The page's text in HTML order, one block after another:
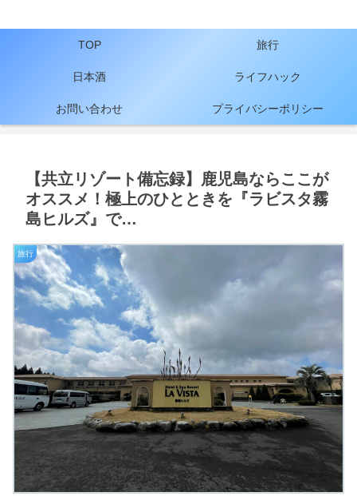
TOP 旅行
日本酒 ライフハック
お問い合わせ プライバシーポリシー
【共立リゾート備忘録】鹿児島ならここが
オススメ！極上のひとときを『ラビスタ霧
島ヒルズ』で…
旅行